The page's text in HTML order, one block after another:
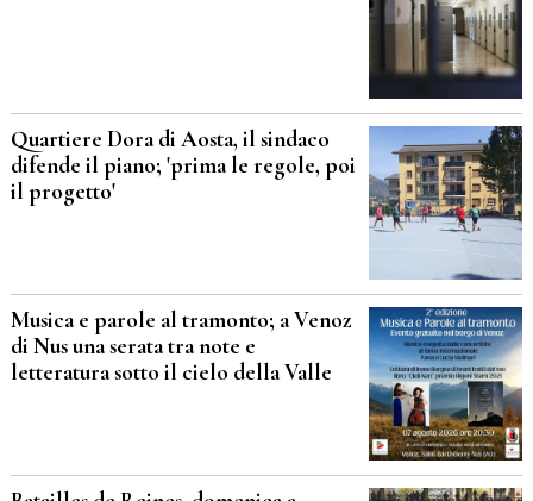
Quartiere Dora di Aosta, il sindaco
difende il piano; 'prima le regole, poi
il progetto'
Musica e parole al tramonto; a Venoz
di Nus una serata tra note e
letteratura sotto il cielo della Valle